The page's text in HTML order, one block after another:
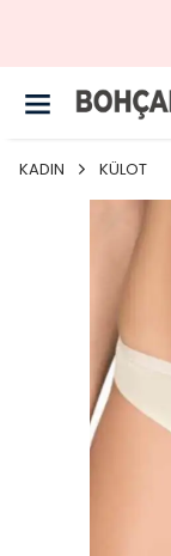
KADIN KÜLOT